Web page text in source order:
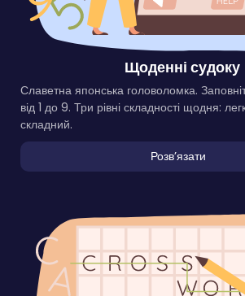
Щоденні судоку
Славетна японська головоломка.
від 1 до 9. Три рівні складності щодня:
складний.
Розвʼязати